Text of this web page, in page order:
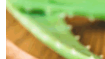
fogyást, támogatja az
ráadásul a fehérjében
ritka növények egyike,
tartalmazzák az omega-
Évezredek